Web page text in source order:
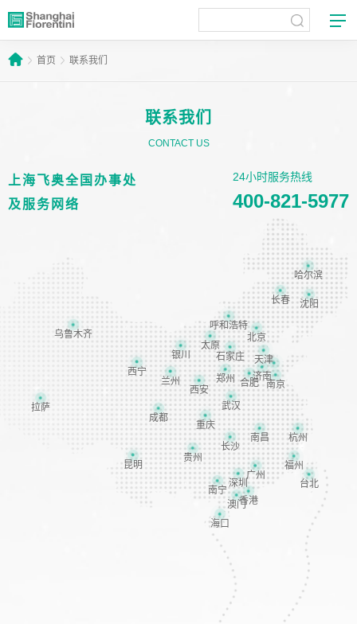
首页 联系我们
联系我们
CONTACT US
上海飞奥全国办事处
及服务网络
24小时服务热线
400-821-5977
台北
拉萨
澳门
海口
香港
深圳
南宁
广州
福州
杭州
贵州
长沙
南昌
重庆
武汉
南京
合肥
济南
呼和浩特
天津
北京
沈阳
长春
哈尔滨
郑州
石家庄
太原
西安
银川
兰州
成都
昆明
西宁
乌鲁木齐